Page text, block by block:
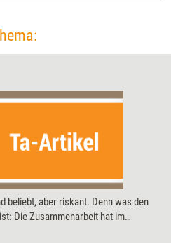
beliebt, aber riskant. Denn was den
Die Zusammenarbeit hat im